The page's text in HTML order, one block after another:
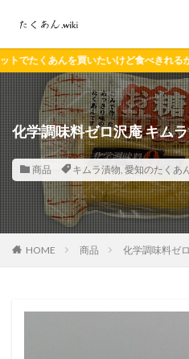
ど食べきれるか自信がない方はぜひご覧
化学調味料ゼロ沢庵 キム
商品 キムラ漬物, 愛知のたくあ
HOME 商品 化学調味料ゼ